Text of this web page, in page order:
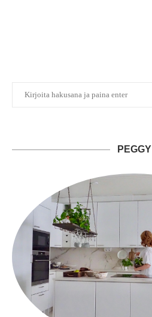
PEGGY